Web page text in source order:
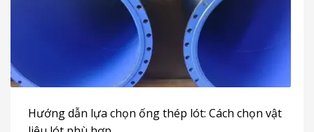
Hướng dẫn lựa chọn ống thép lót: Cách chọn vật